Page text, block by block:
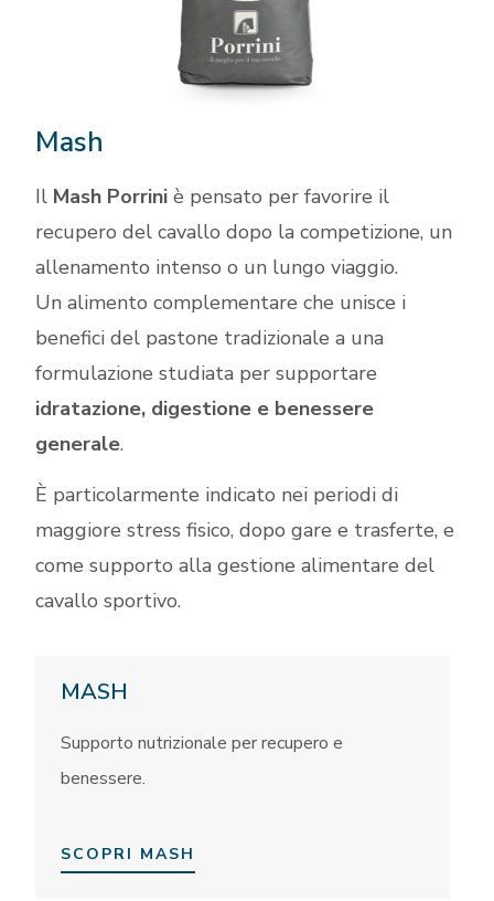
Mash
Il Mash Porrini è pensato per favorire il
recupero del cavallo dopo la competizione, un
allenamento intenso o un lungo viaggio.
Un alimento complementare che unisce i
benefici del pastone tradizionale a una
formulazione studiata per supportare
idratazione, digestione e benessere
generale.
È particolarmente indicato nei periodi di
maggiore stress fisico, dopo gare e trasferte, e
come supporto alla gestione alimentare del
cavallo sportivo.
MASH
Supporto nutrizionale per recupero e
benessere.
SCOPRI MASH